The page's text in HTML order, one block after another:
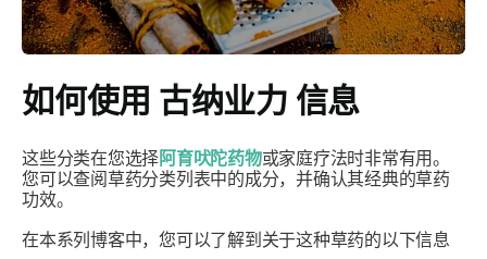
如何使用 古纳业力 信息
这些分类在您选择阿育吠陀药物或家庭疗法时非常有用。
您可以查阅草药分类列表中的成分，并确认其经典的草药
功效。
在本系列博客中，您可以了解到关于这种草药的以下信息